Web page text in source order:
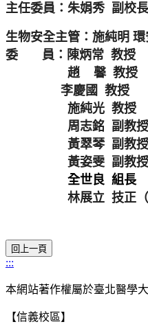
主任委員：朱娟秀 副校長
生物安全主管 ：施純明
委 員： 陳炳常 教授
趙 馨教授
李慶國
教授
施純光 教授
周志銘 副教授
黃翠琴 副教授
黃姿雯 副教授
全世良 組長
林展立 技正（
:::
本網站著作權屬於臺北醫學
【信義校區】